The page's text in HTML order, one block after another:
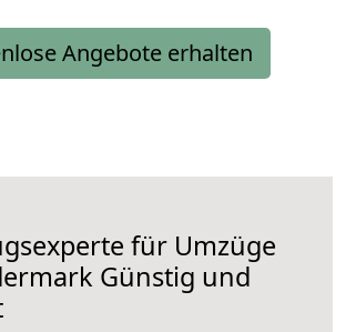
Angebote erhalten
für Umzüge
Günstig und